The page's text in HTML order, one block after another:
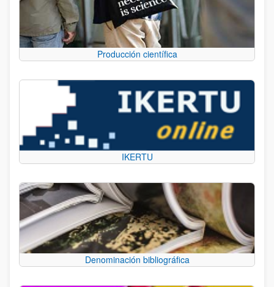
Producción científica
IKERTU
Denominación bibliográfica